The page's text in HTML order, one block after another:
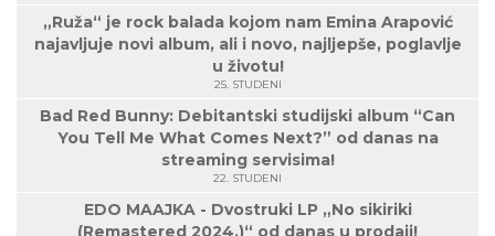
„Ruža“ je rock balada kojom nam Emina Arapović
najavljuje novi album, ali i novo, najljepše, poglavlje
u životu!
25. STUDENI
Bad Red Bunny: Debitantski studijski album “Can
You Tell Me What Comes Next?” od danas na
streaming servisima!
22. STUDENI
EDO MAAJKA - Dvostruki LP „No sikiriki
(Remastered 2024.)“ od danas u prodaji!